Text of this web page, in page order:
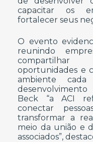
capacitar os
fortalecer seus
O evento
reunindo
oportunidades e
ambiente
Beck “a ACI
conectar
transformar a
meio da união e
associados”,